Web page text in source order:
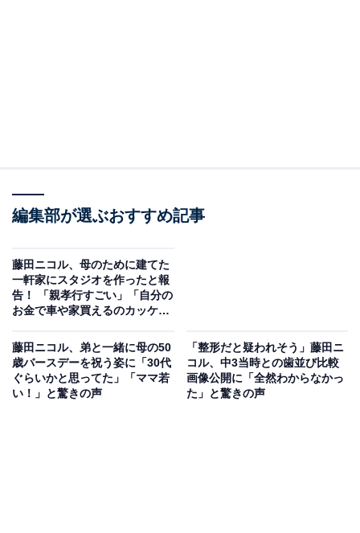
編集部が選ぶおすすめ記事
藤田ニコル、母のために建てた
一軒家にスタジオを作ったと報
告！ 「親孝行すごい」「自分の
お金で車や家買えるのカッケ
藤田ニコル、弟と一緒に母の50
歳バースデーを祝う姿に「30代
ぐらいかと思ってた」「ママ若
い！」と驚きの声
「整形だと疑われそう」藤田ニ
コル、中3当時との歯並び比較
画像公開に「全然わからなかっ
た」と驚きの声